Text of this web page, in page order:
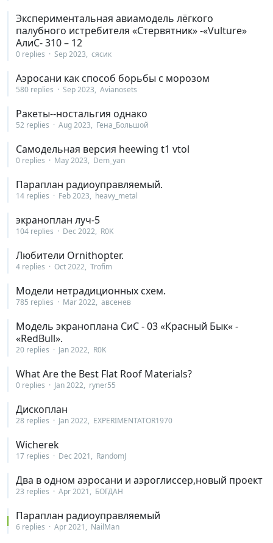
Экспериментальная авиамодель лёгкого
палубного истребителя «Стервятник» -«Vulture»
АлиС- 310 – 12
0 replies Sep 2023 сясик
Аэросани как способ борьбы с морозом
580 replies Sep 2023 Avianosets
Ракеты--ностальгия однако
52 replies Aug 2023 Гена_Большой
Самодельная версия heewing t1 vtol
0 replies May 2023 Dem_yan
Параплан радиоуправляемый.
14 replies Feb 2023 heavy_metal
экраноплан луч-5
104 replies Dec 2022 R0K
Любители Ornithopter.
4 replies Oct 2022 Trofim
Модели нетрадиционных схем.
785 replies Mar 2022 авсенев
Модель экраноплана СиС - 03 «Красный Бык« -
«RedBull».
20 replies Jan 2022 R0K
What Are the Best Flat Roof Materials?
0 replies Jan 2022 ryner55
Дископлан
28 replies Jan 2022 EXPERIMENTATOR1970
Wicherek
17 replies Dec 2021 RandomJ
Два в одном аэросани и аэроглиссер,новый проект
23 replies Apr 2021 БОГДАН
Параплан радиоуправляемый
6 replies Apr 2021 NailMan